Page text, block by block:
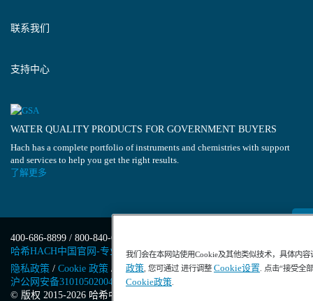
联系我们
支持中心
WATER QUALITY PRODUCTS FOR GOVERNMENT BUYERS
Hach has a complete portfolio of instruments and chemistries with support
and services to help you get the right results.
了解更多
400-686-8899 / 800-840-6026
哈希HACH中国官网-专业水质分析仪器
隐私政策 / Cookie 政策 / Cookie 设置/沪ICP备13034148号-4/
沪公网安备31010502004971号/沪(浦)应急管危经许[2023]201871
© 版权 2015-2026 哈希中国版权所有
我们会在本网站使用Cookie及其他类似技术，具体内
政策, 您可通过 进行调整 Cookie设置. 点击“接受全
Cookie政策.